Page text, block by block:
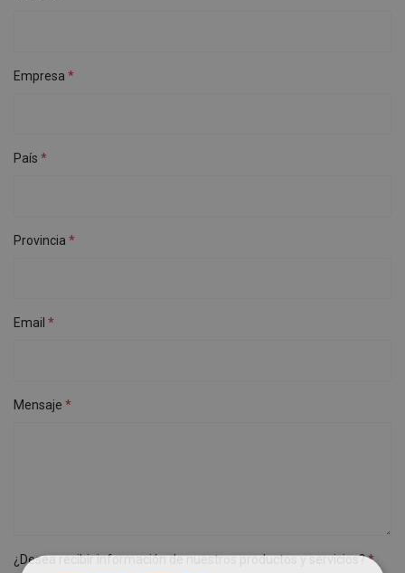
Empresa
País
Provincia
Email
Mensaje
¿Desea recibir información de nuestros productos y servicios?